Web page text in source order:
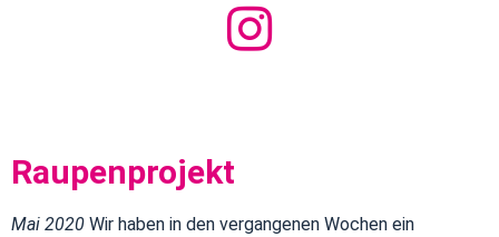
Raupenprojekt
Mai 2020 Wir haben in den vergangenen Wochen ein